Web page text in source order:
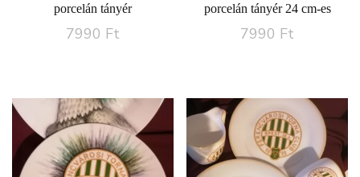
porcelán tányér
7990 Ft
porcelán tányér 24 cm-es
7990 Ft